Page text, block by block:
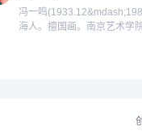
处长，美术系雕塑专业教授
美术家协会会员，山东省城市
冯一鸣
海人。擅国画。南京艺术学院
念》、《电视大学新生》等